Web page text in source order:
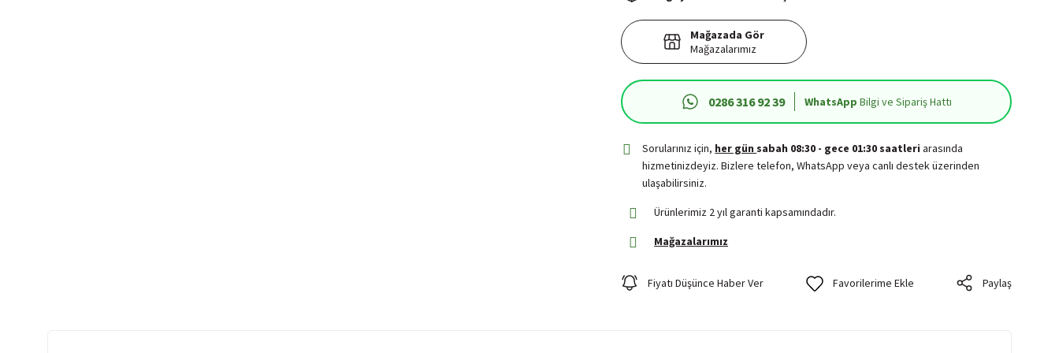
Mağazada Gör
Mağazalarımız
0286 316 92 39 WhatsApp Bilgi ve Sipariş Hattı
Sorularınız için, her gün sabah 08:30 - gece 01:30 saatleriarasında
hizmetinizdeyiz. Bizlere telefon, WhatsApp veya canlı destek üzerinden
ulaşabilirsiniz.
Ürünlerimiz 2 yıl garanti kapsamındadır.
Mağazalarımız
Fiyatı Düşünce Haber Ver Paylaş